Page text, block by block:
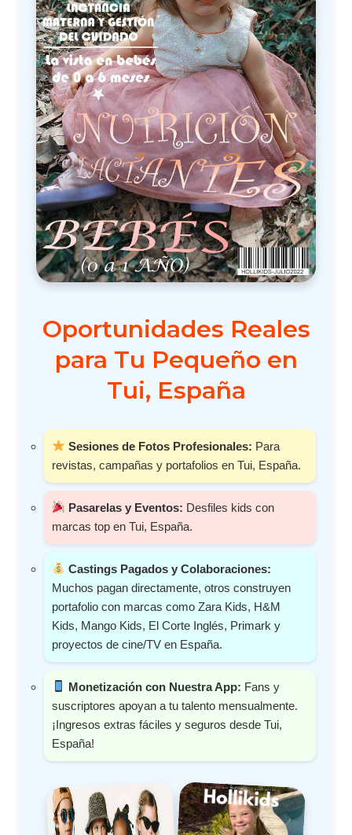
Oportunidades Reales
para Tu Pequeño en
Tui, España
Sesiones de Fotos Profesionales: Para
revistas, campañas y portafolios en Tui, España.
Pasarelas y Eventos: Desfiles kids con
marcas top en Tui, España.
Castings Pagados y Colaboraciones:
Muchos pagan directamente, otros construyen
portafolio con marcas como Zara Kids, H&M
Kids, Mango Kids, El Corte Inglés, Primark y
proyectos de cine/TV en España.
Monetización con Nuestra App: Fans y
suscriptores apoyan a tu talento mensualmente.
¡Ingresos extras fáciles y seguros desde Tui,
España!